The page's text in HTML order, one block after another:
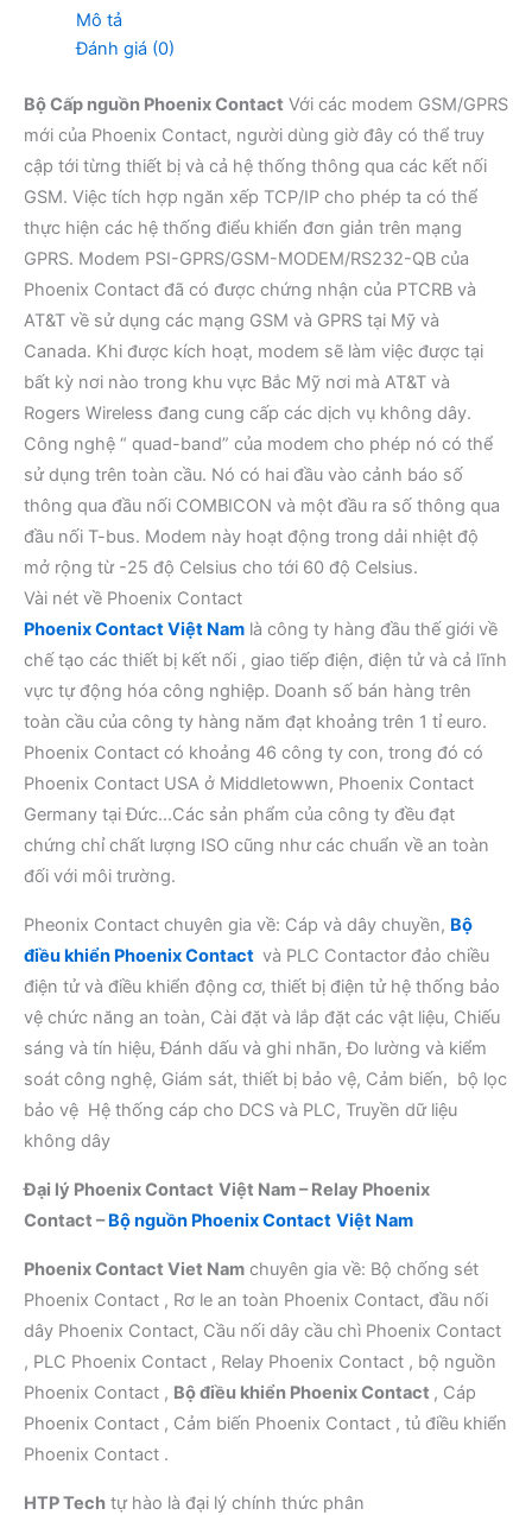
Mô tả
Đánh giá (0)
Bộ Cấp nguồn Phoenix Contact Với các modem GSM/GPRS
mới của Phoenix Contact, người dùng giờ đây có thể truy
cập tới từng thiết bị và cả hệ thống thông qua các kết nối
GSM. Việc tích hợp ngăn xếp TCP/IP cho phép ta có thể
thực hiện các hệ thống điểu khiển đơn giản trên mạng
GPRS. Modem PSI-GPRS/GSM-MODEM/RS232-QB của
Phoenix Contact đã có được chứng nhận của PTCRB và
AT&T về sử dụng các mạng GSM và GPRS tại Mỹ và
Canada. Khi được kích hoạt, modem sẽ làm việc được tại
bất kỳ nơi nào trong khu vực Bắc Mỹ nơi mà AT&T và
Rogers Wireless đang cung cấp các dịch vụ không dây.
Công nghệ “ quad-band” của modem cho phép nó có thể
sử dụng trên toàn cầu. Nó có hai đầu vào cảnh báo số
thông qua đầu nối COMBICON và một đầu ra số thông qua
đầu nối T-bus. Modem này hoạt động trong dải nhiệt độ
mở rộng từ -25 độ Celsius cho tới 60 độ Celsius.
Vài nét về Phoenix Contact
Phoenix Contact Việt Nam là công ty hàng đầu thế giới về
chế tạo các thiết bị kết nối , giao tiếp điện, điện tử và cả lĩnh
vực tự động hóa công nghiệp. Doanh số bán hàng trên
toàn cầu của công ty hàng năm đạt khoảng trên 1 tỉ euro.
Phoenix Contact có khoảng 46 công ty con, trong đó có
Phoenix Contact USA ở Middletowwn, Phoenix Contact
Germany tại Đức…Các sản phẩm của công ty đều đạt
chứng chỉ chất lượng ISO cũng như các chuẩn về an toàn
đối với môi trường.
Pheonix Contact chuyên gia về: Cáp và dây chuyền, Bộ
điều khiển Phoenix Contact và PLC Contactor đảo chiều
điện tử và điều khiển động cơ, thiết bị điện tử hệ thống bảo
vệ chức năng an toàn, Cài đặt và lắp đặt các vật liệu, Chiếu
sáng và tín hiệu, Đánh dấu và ghi nhãn, Đo lường và kiểm
soát công nghệ, Giám sát, thiết bị bảo vệ, Cảm biến, bộ lọc
bảo vệ Hệ thống cáp cho DCS và PLC, Truyền dữ liệu
không dây
Đại lý Phoenix Contact Việt Nam –Relay Phoenix
Contact –Bộ nguồn Phoenix Contact Việt Nam
Phoenix Contact Viet Nam chuyên gia về: Bộ chống sét
Phoenix Contact , Rơ le an toàn Phoenix Contact, đầu nối
dây Phoenix Contact, Cầu nối dây cầu chì Phoenix Contact
, PLC Phoenix Contact , Relay Phoenix Contact , bộ nguồn
Phoenix Contact , Bộ điều khiển Phoenix Contact , Cáp
Phoenix Contact , Cảm biến Phoenix Contact , tủ điều khiển
Phoenix Contact .
HTP Tech tự hào là đại lý chính thức phân